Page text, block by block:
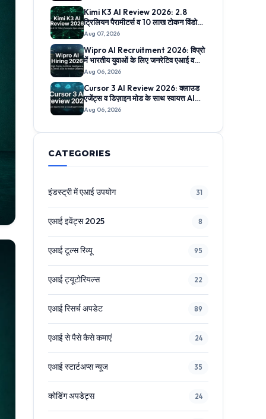
Kimi K3 AI Review 2026: 2.8
ट्रिलियन पैरामीटर्स व 10 लाख टोकन विंडो
वाला Moonshot AI का क्रांति मॉडल,
Aug 07, 2026
Wipro AI Recruitment 2026: विप्रो
में भारतीय युवाओं के लिए जनरेटिव एआई व
मशीन लर्निंग में निकली बंपर सीधी भर्तियां,
Aug 06, 2026
Cursor 3 AI Review 2026: क्लाउड
एजेंट्स व डिज़ाइन मोड के साथ स्वायत्त AI
IDE का क्रांतिकारी अनुभव, जानिए 5 सबसे
Aug 06, 2026
CATEGORIES
इंडस्ट्री में एआई उपयोग 31
एआई इवेंट्स 2025 8
एआई टूल्स रिव्यू 95
एआई ट्यूटोरियल्स 22
एआई रिसर्च अपडेट 89
एआई से पैसे कैसे कमाएं 24
एआई स्टार्टअप्स न्यूज 35
कोडिंग अपडेट्स 24